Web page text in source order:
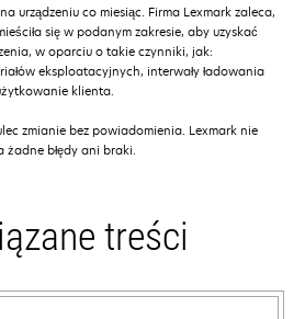
urządzeniu co miesiąc. Firma Lexmark zaleca,
się w podanym zakresie, aby uzyskać
w oparciu o takie czynniki, jak:
eksploatacyjnych, interwały ładowania
klienta.
zmianie bez powiadomienia. Lexmark nie
błędy ani braki.
treści